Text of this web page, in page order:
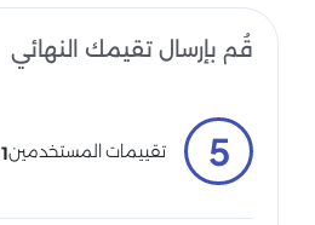
قُم بإرسال تقيمك النهائي
5 تقييمات المستخدمين1